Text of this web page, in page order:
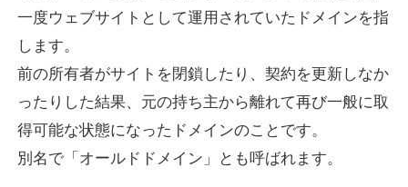
詳細を見る
ジャンル通販
DA
10,800円 入札 0件
一度ウェブサイトとして運用されていたドメインを指
します。
前の所有者がサイトを閉鎖したり、契約を更新しなか
ったりした結果、元の持ち主から離れて再び一般に取
得可能な状態になったドメインのことです。
別名で「オールドドメイン」とも呼ばれます。